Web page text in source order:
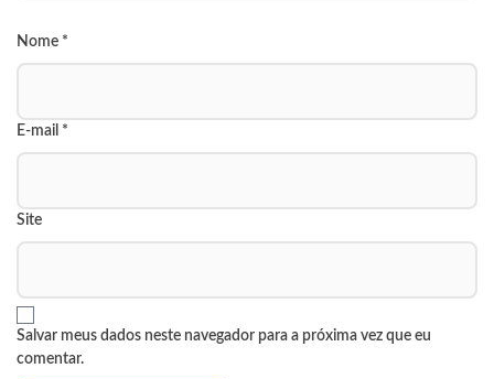
Nome *
E-mail *
Site
Salvar meus dados neste navegador para a próxima vez que eu
comentar.